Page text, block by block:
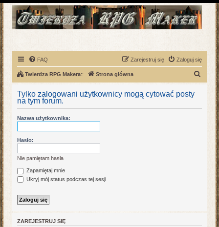
FAQ Zaloguj się
Zarejestruj się
Twierdza RPG Makera:: Strona główna
k
Tylko zalogowani użytkownicy mogą cytować posty
na tym forum.
Nazwa użytkownika:
Hasło:
Nie pamiętam hasła
Zapamiętaj mnie
Ukryj mój status podczas tej sesji
ZAREJESTRUJ SIĘ